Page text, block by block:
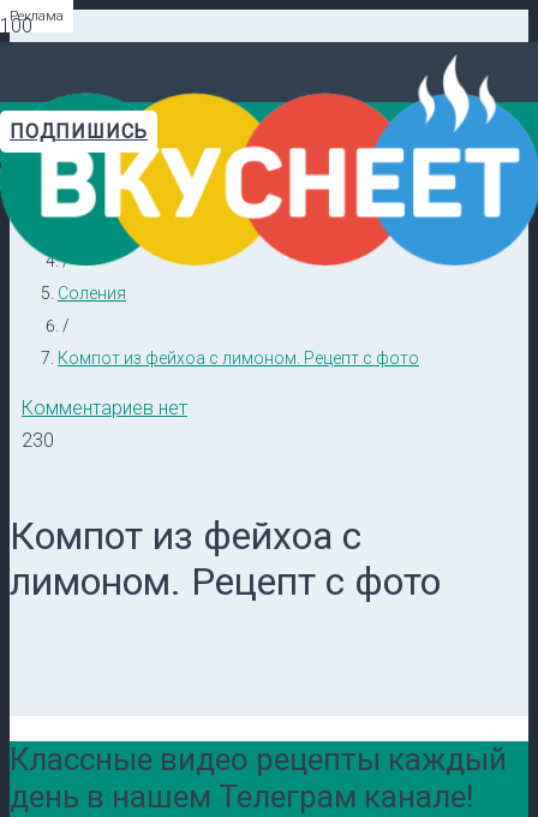
ПОДПИШИСЬ
Видеорецепты в ТГ →
Главная
/
Закуски
/
Соления
/
Компот из фейхоа с лимоном. Рецепт с фото
Комментариев нет
230
Компот из фейхоа с
лимоном. Рецепт с фото
Классные видео рецепты каждый
день в нашем Телеграм канале!
Реклама
Реклама
Реклама
Реклама
Реклама
Реклама